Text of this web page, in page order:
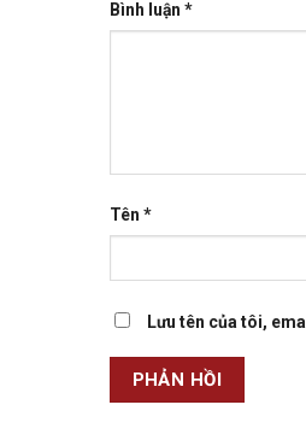
Bình luận *
Tên *
Lưu tên của tôi,